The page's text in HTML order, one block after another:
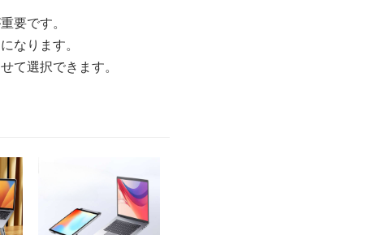
要です。
なります。
て選択できます。